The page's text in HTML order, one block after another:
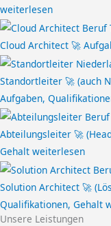
weiterlesen
Cloud Architect 🚀
Standortleiter 🚀 (auch
Aufgaben,
Abteilungsleiter 🚀
Gehalt weiterlesen
Solution Architect 🚀
Qualifikationen, Gehalt
Unsere Leistungen